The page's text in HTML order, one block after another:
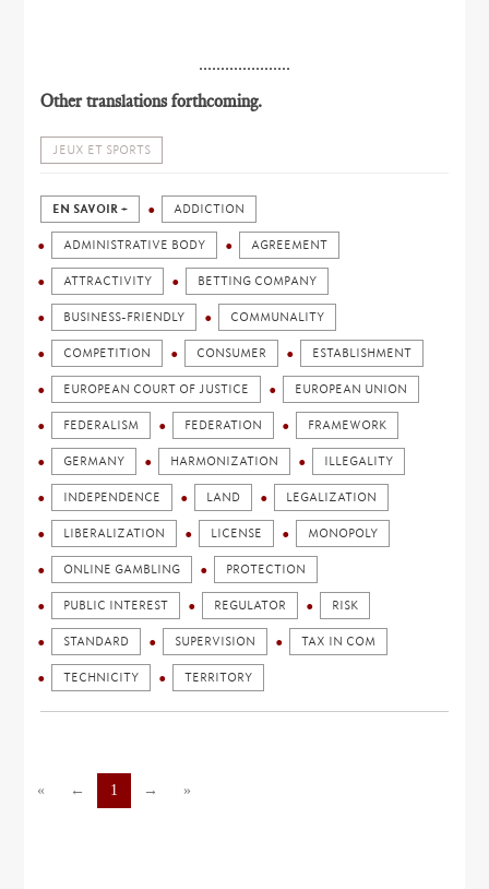
.....................
Other translations forthcoming.
JEUX ET SPORTS
EN SAVOIR + ADDICTION
ADMINISTRATIVE BODY AGREEMENT
ATTRACTIVITY BETTING COMPANY
BUSINESS-FRIENDLY COMMUNALITY
COMPETITION CONSUMER ESTABLISHMENT
EUROPEAN COURT OF JUSTICE EUROPEAN UNION
FEDERALISM FEDERATION FRAMEWORK
GERMANY HARMONIZATION ILLEGALITY
INDEPENDENCE LAND LEGALIZATION
LIBERALIZATION LICENSE MONOPOLY
ONLINE GAMBLING PROTECTION
PUBLIC INTEREST REGULATOR RISK
STANDARD SUPERVISION TAX IN COM
TECHNICITY TERRITORY
« ← 1 → »